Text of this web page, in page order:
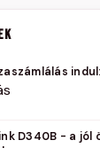
D340B - a